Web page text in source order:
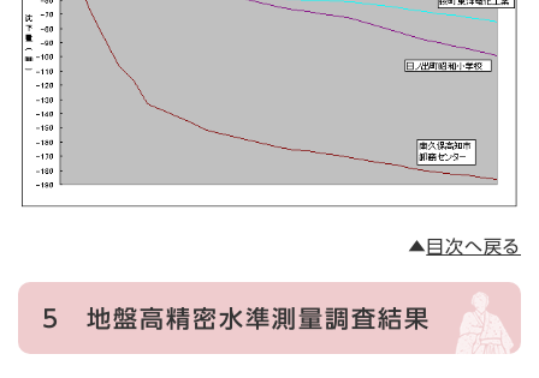
▲ 目次へ戻る
5 地盤高精密水準測量調査結果